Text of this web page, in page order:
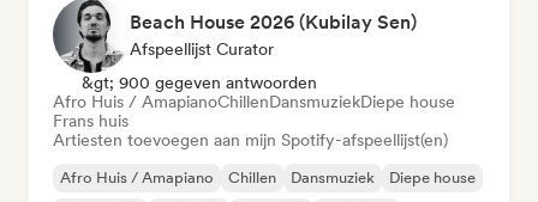
Beach House 2026 (Kubilay Sen)
Afspeellijst Curator
&gt; 900 gegeven antwoorden
Afro Huis / AmapianoChillenDansmuziekDiepe house
Frans huis
Artiesten toevoegen aan mijn Spotify-afspeellijst(en)
Afro Huis / Amapiano Chillen Dansmuziek
Diepe house